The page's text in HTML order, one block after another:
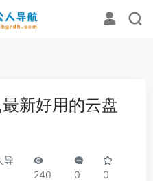
新好用的云盘
导
240 0 0